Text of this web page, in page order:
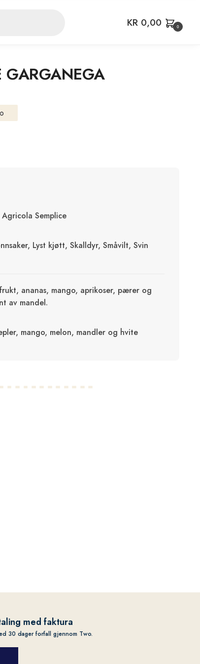
KR 0,00 0
GARGANEGA
Semplice
Lyst kjøtt, Skalldyr, Småvilt, Svin
ananas, mango, aprikoser, pærer og
av mandel.
mango, melon, mandler og hvite
med faktura
30 dager forfall gjennom Two.